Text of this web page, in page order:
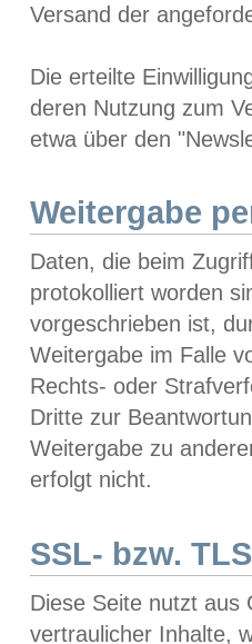
Versand der
Die erteilte
deren Nutzung zum
etwa über den
Weitergabe
Daten, die beim
protokolliert worden
vorgeschrieben ist,
Weitergabe im Falle
Rechts- oder
Dritte zur
Weitergabe zu
erfolgt nicht.
SSL- bzw.
Diese Seite nutzt aus
vertraulicher Inhalte,